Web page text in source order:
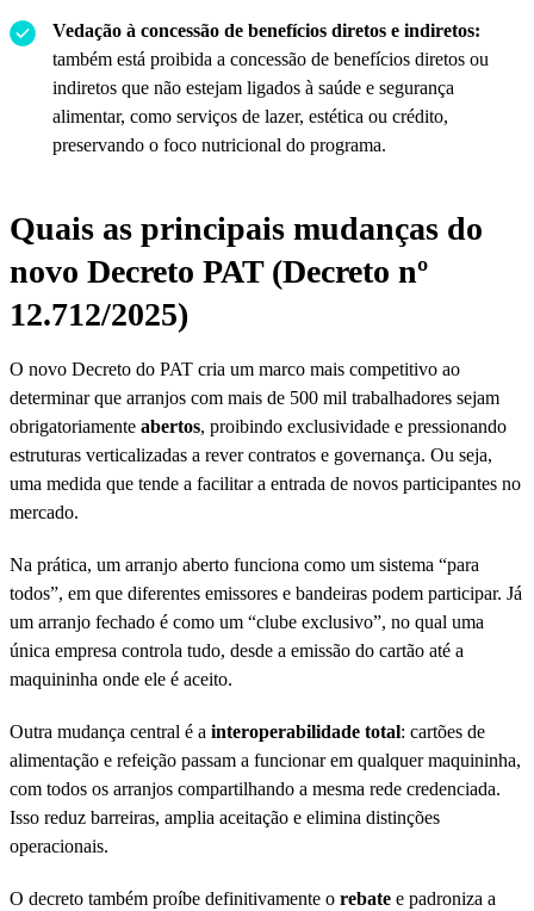
Vedação à concessão de benefícios diretos e indiretos:
também está proibida a concessão de benefícios diretos ou
indiretos que não estejam ligados à saúde e segurança
alimentar, como serviços de lazer, estética ou crédito,
preservando o foco nutricional do programa.
Quais as principais mudanças do
novo Decreto PAT (Decreto nº
12.712/2025)
O novo Decreto do PAT cria um marco mais competitivo ao
determinar que arranjos com mais de 500 mil trabalhadores sejam
obrigatoriamente abertos, proibindo exclusividade e pressionando
estruturas verticalizadas a rever contratos e governança. Ou seja,
uma medida que tende a facilitar a entrada de novos participantes no
mercado.
Na prática, um arranjo aberto funciona como um sistema “para
todos”, em que diferentes emissores e bandeiras podem participar. Já
um arranjo fechado é como um “clube exclusivo”, no qual uma
única empresa controla tudo, desde a emissão do cartão até a
maquininha onde ele é aceito.
Outra mudança central é a interoperabilidade total: cartões de
alimentação e refeição passam a funcionar em qualquer maquininha,
com todos os arranjos compartilhando a mesma rede credenciada.
Isso reduz barreiras, amplia aceitação e elimina distinções
operacionais.
O decreto também proíbe definitivamente o rebate e padroniza a